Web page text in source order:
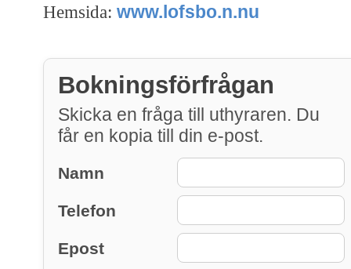
Hemsida: www.lofsbo.n.nu
Bokningsförfrågan
Skicka en fråga till uthyraren. Du
får en kopia till din e-post.
Namn
Telefon
Epost